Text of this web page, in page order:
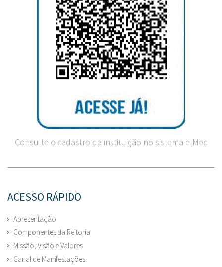
Consulte o cadastro da instituição no sistema e-Mec
ACESSO RÁPIDO
Apresentação
Componentes da Reitoria
Missão, Visão e Valores
Canal de Manifestações